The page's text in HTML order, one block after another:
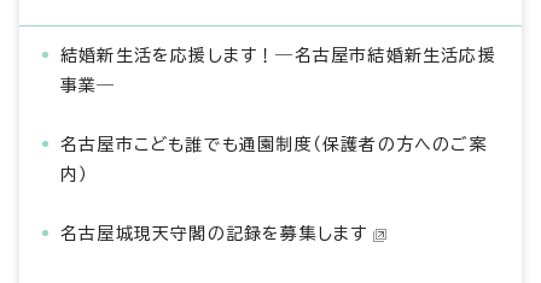
結婚新生活を応援します！―名古屋市結婚新生活応援
事業―
名古屋市こども誰でも通園制度（保護者の方へのご案
内）
名古屋城現天守閣の記録を募集します